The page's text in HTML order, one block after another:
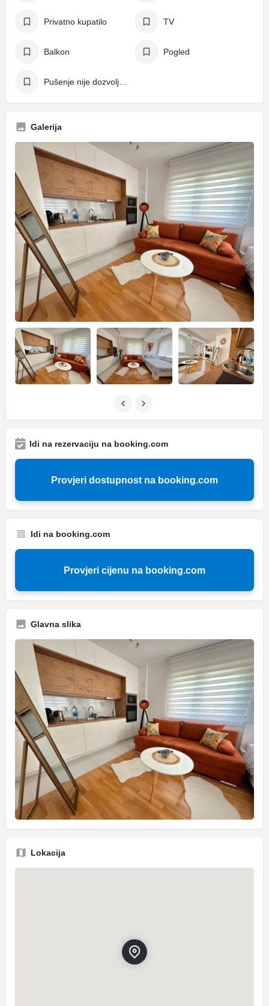
Privatno kupatilo TV
Balkon Pogled
Galerija
Idi na rezervaciju na booking.com
Provjeri dostupnost na booking.com
Idi na booking.com
Provjeri cijenu na booking.com
Glavna slika
Lokacija